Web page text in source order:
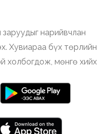
нарийвчлан
Хувиараа бүх төрлийн
холбогдож, мөнгө хийх